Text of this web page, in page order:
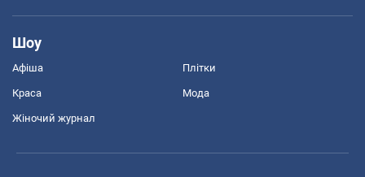
Шоу
Афіша Плітки
Краса Мода
Жіночий журнал